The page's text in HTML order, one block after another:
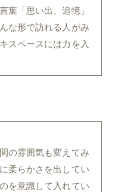
葉「思い出、追憶」
な形で訪れる人がみ
スペースには力を入
の雰囲気も変えてみ
柔らかさを出してい
を意識して入れてい